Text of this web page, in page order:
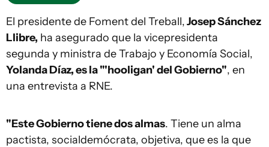
El presidente de Foment del Treball,Josep Sánchez
Llibre, ha asegurado que la vicepresidenta
segunda y ministra de Trabajo y Economía Social,
Yolanda Díaz, es la "'hooligan' del Gobierno", en
una entrevista a RNE.
"Este Gobierno tiene dos almas. Tiene un alma
pactista, socialdemócrata, objetiva, que es la que